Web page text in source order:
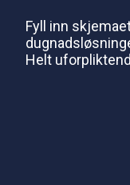
Fyll inn
Helt